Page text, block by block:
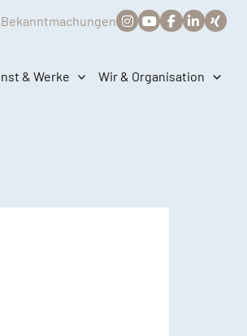
& Werke Wir & Organisation